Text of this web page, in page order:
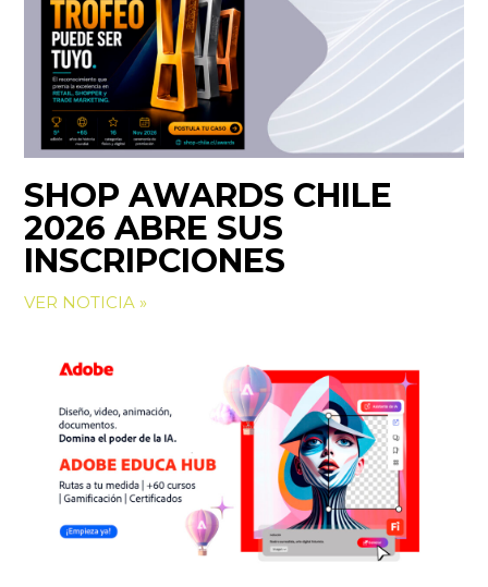
SHOP AWARDS CHILE
2026 ABRE SUS
INSCRIPCIONES
VER NOTICIA »